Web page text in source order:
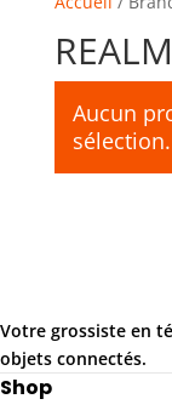
Aucun
sélection.
Votre grossiste en
objets connectés.
Shop